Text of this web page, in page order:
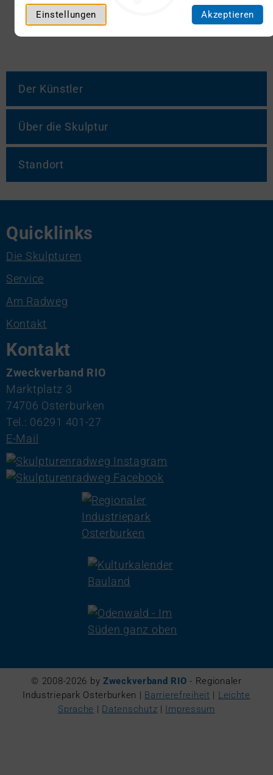
Einstellungen Akzeptieren
Der Künstler
Über die Skulptur
Standort
Quicklinks
Die Skulpturen
Service
Am Radweg
Kontakt
Kontakt
Zweckverband RIO
Marktplatz 3
74706 Osterburken
Tel.: 06291 401-27
E-Mail
© 2008-2026 by Zweckverband RIO - Regionaler
Industriepark Osterburken | Barrierefreiheit | Leichte
Sprache | Datenschutz | Impressum